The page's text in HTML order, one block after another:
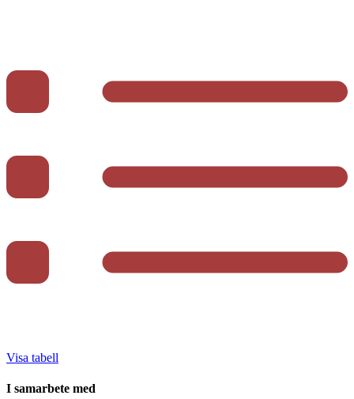
Visa tabell
I samarbete med